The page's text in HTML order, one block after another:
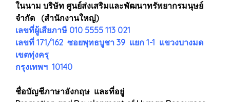
ในนาม บริษัท ศูนย์ส่งเสริมและพัฒนาทรัพยากรมนุษย์
จำกัด (สำนักงานใหญ่)
เลขที่ผู้เสียภาษี 010 5555 113 021
เลขที่ 171/162 ซอยพุทธบูชา 39 แยก 1-1 แขวงบางมด
เขตทุ่งครุ
กรุงเทพฯ 10140
ชื่อบัญชีภาษาอังกฤษ และที่อยู่